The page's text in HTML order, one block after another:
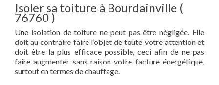
Isoler sa toiture à Bourdainville (
76760 )
Une isolation de toiture ne peut pas être négligée. Elle
doit au contraire faire l’objet de toute votre attention et
doit être la plus efficace possible, ceci afin de ne pas
faire augmenter sans raison votre facture énergétique,
surtout en termes de chauffage.